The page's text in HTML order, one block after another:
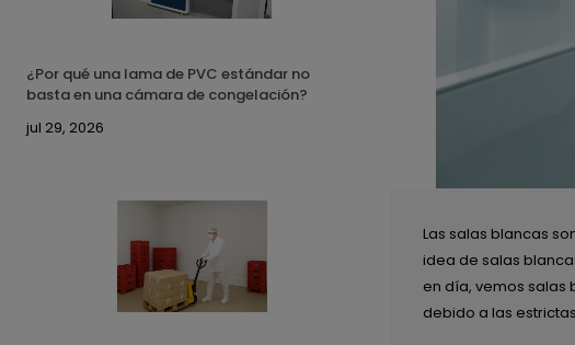
¿Por qué una lama de PVC estándar no
basta en una cámara de congelación?
jul 29, 2026
Las salas blancas
idea de salas
en día, vemos salas
debido a las